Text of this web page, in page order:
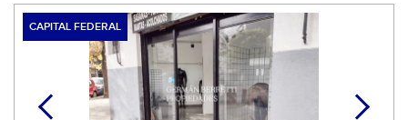
CAPITAL FEDERAL